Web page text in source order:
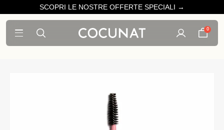
SCOPRI LE NOSTRE OFFERTE SPECIALI →
0